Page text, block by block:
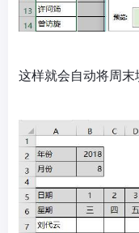
这样就会自动将周末